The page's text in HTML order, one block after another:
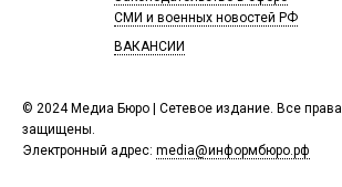
© 2024 Медиа Бюро | Сетевое издание. Все права
защищены.
Электронный адрес: media@информбюро.рф
СМИ и военных новостей РФ
ВАКАНСИИ